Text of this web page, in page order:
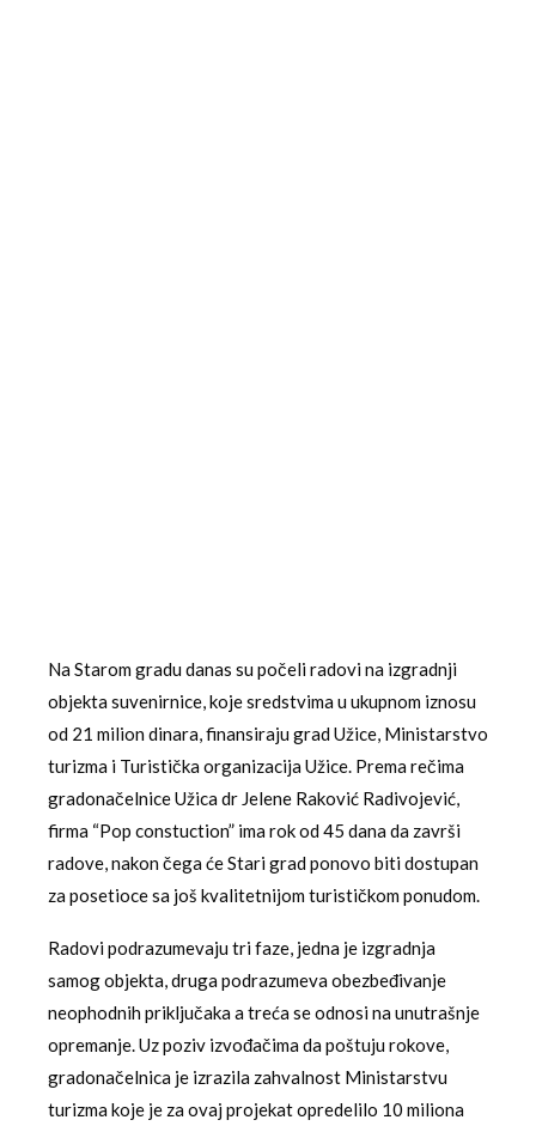
Na Starom gradu danas su počeli radovi na izgradnji
objekta suvenirnice, koje sredstvima u ukupnom iznosu
od 21 milion dinara, finansiraju grad Užice, Ministarstvo
turizma i Turistička organizacija Užice. Prema rečima
gradonačelnice Užica dr Jelene Raković Radivojević,
firma “Pop constuction” ima rok od 45 dana da završi
radove, nakon čega će Stari grad ponovo biti dostupan
za posetioce sa još kvalitetnijom turističkom ponudom.
Radovi podrazumevaju tri faze, jedna je izgradnja
samog objekta, druga podrazumeva obezbeđivanje
neophodnih priključaka a treća se odnosi na unutrašnje
opremanje. Uz poziv izvođačima da poštuju rokove,
gradonačelnica je izrazila zahvalnost Ministarstvu
turizma koje je za ovaj projekat opredelilo 10 miliona